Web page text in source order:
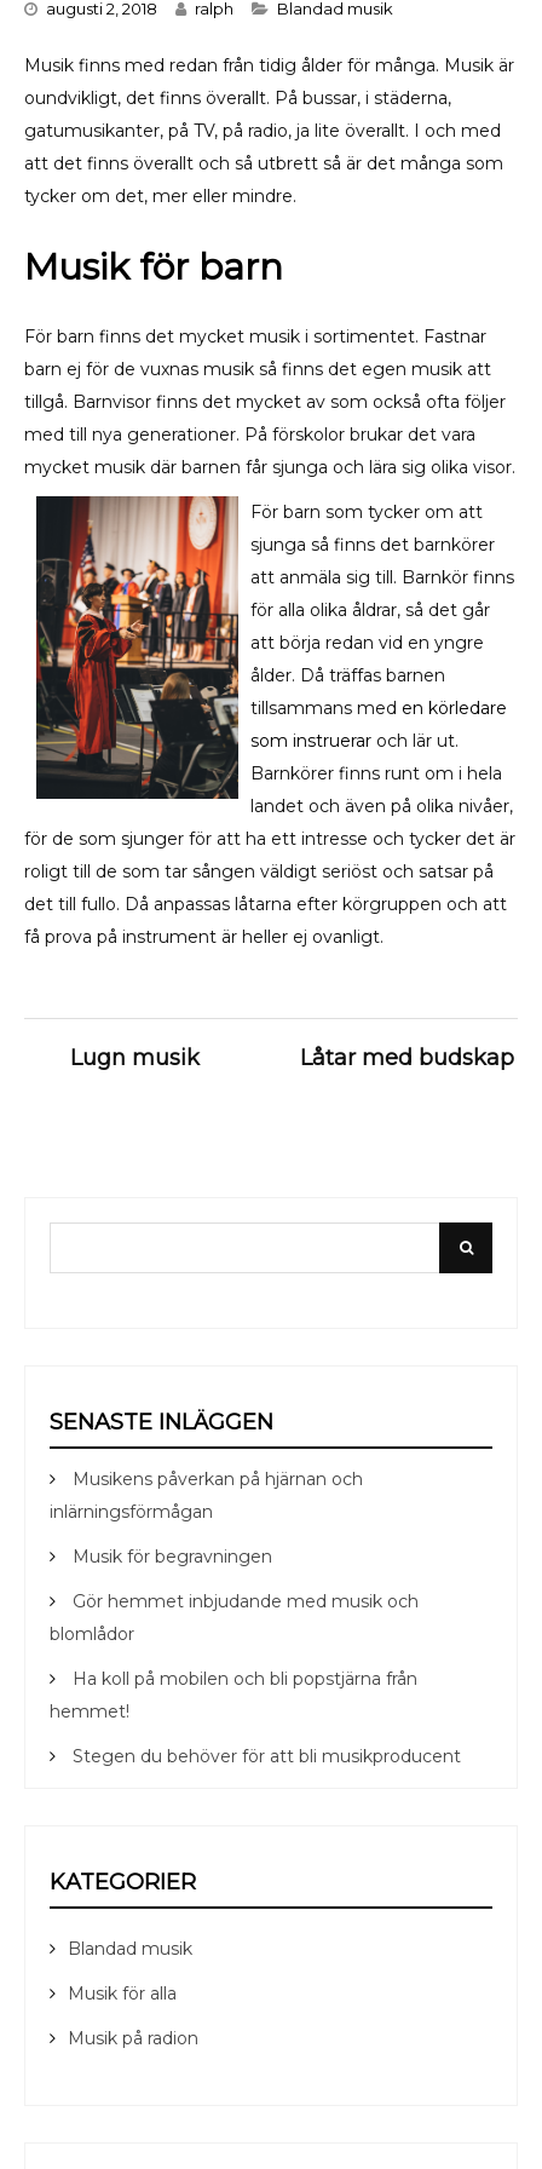
augusti 2, 2018 ralph Categories
Blandad musik
Musik finns med redan från tidig ålder för många. Musik är
oundvikligt, det finns överallt. På bussar, i städerna,
gatumusikanter, på TV, på radio, ja lite överallt. I och med
att det finns överallt och så utbrett så är det många som
tycker om det, mer eller mindre.
Musik för barn
För barn finns det mycket musik i sortimentet. Fastnar
barn ej för de vuxnas musik så finns det egen musik att
tillgå. Barnvisor finns det mycket av som också ofta följer
med till nya generationer. På förskolor brukar det vara
mycket musik där barnen får sjunga och lära sig olika visor.
För barn som tycker om att
sjunga så finns det barnkörer
att anmäla sig till. Barnkör finns
för alla olika åldrar, så det går
att börja redan vid en yngre
ålder. Då träffas barnen
tillsammans med en körledare
som instrueraroch lär ut.
Barnkörer finns runt om i hela
landet och även på olika nivåer,
för de som sjunger för att ha ett intresse och tycker det är
roligt till de som tar sången väldigt seriöst och satsar på
det till fullo. Då anpassas låtarna efter körgruppen och att
få prova på instrument är heller ej ovanligt.
Inläggsnavigering
Lugn musik Låtar med budskap
for:
Search
SENASTE INLÄGGEN
Musikens påverkan på hjärnan och
inlärningsförmågan
Musik för begravningen
Gör hemmet inbjudande med musik och
blomlådor
Ha koll på mobilen och bli popstjärna från
hemmet!
Stegen du behöver för att bli musikproducent
KATEGORIER
Blandad musik
Musik för alla
Musik på radion